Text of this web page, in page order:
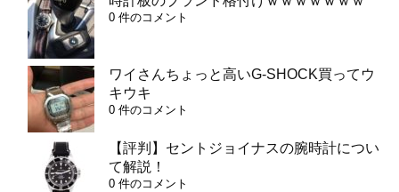
0 件のコメント
ワイさんちょっと高いG-SHOCK買ってウ
キウキ
0 件のコメント
【評判】セントジョイナスの腕時計につい
て解説！
0 件のコメント